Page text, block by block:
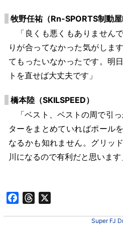
牧野任祐（Rn-SPORTS制動屋
「良くも悪くもありません
りが合ってなかった気がしま
てもったいなかったです。明
トを直せば大丈夫です」
橋本陸（SKILSPEED）
「ベスト、ベストの周で引
ターをまとめていればポール
なるかも知れません。グリッ
川になるので有利だと思います
Facebook
Threads
Super FJ